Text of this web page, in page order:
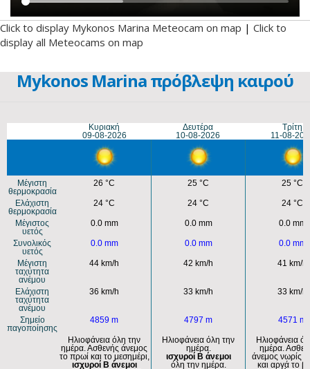
Click to display Mykonos Marina Meteocam on map | Click to
display all Meteocams on map
Mykonos Marina πρόβλεψη καιρού